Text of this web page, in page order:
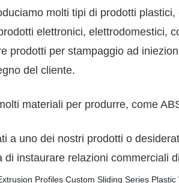
molti tipi di prodotti
elettronici, elettrodomestici,
prodotti per stampaggio ad
del cliente.
materiali per produrre, come
a uno dei nostri prodotti o
di instaurare relazioni commerciali